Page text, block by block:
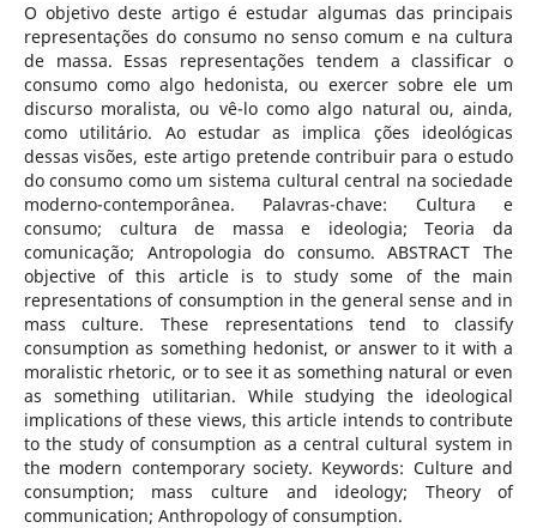
O objetivo deste artigo é estudar algumas das principais
representações do consumo no senso comum e na cultura
de massa. Essas representações tendem a classificar o
consumo como algo hedonista, ou exercer sobre ele um
discurso moralista, ou vê-lo como algo natural ou, ainda,
como utilitário. Ao estudar as implica ções ideológicas
dessas visões, este artigo pretende contribuir para o estudo
do consumo como um sistema cultural central na sociedade
moderno-contemporânea. Palavras-chave: Cultura e
consumo; cultura de massa e ideologia; Teoria da
comunicação; Antropologia do consumo. ABSTRACT The
objective of this article is to study some of the main
representations of consumption in the general sense and in
mass culture. These representations tend to classify
consumption as something hedonist, or answer to it with a
moralistic rhetoric, or to see it as something natural or even
as something utilitarian. While studying the ideological
implications of these views, this article intends to contribute
to the study of consumption as a central cultural system in
the modern contemporary society. Keywords: Culture and
consumption; mass culture and ideology; Theory of
communication; Anthropology of consumption.